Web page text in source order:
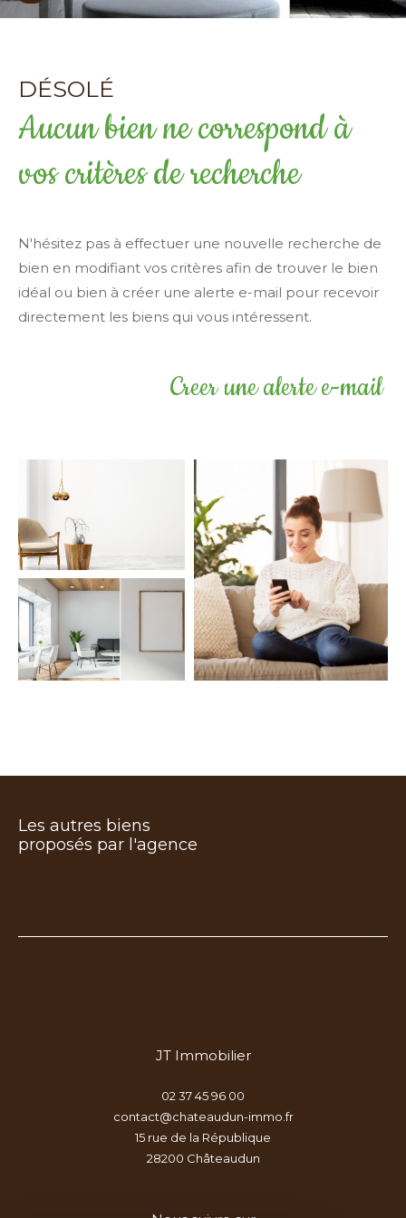
DÉSOLÉ
Aucun bien ne correspond à
vos critères de recherche
N'hésitez pas à effectuer une nouvelle recherche de
bien en modifiant vos critères afin de trouver le bien
idéal ou bien à créer une alerte e-mail pour recevoir
directement les biens qui vous intéressent.
Creer une alerte e-mail
Les autres biens
proposés par l'agence
JT Immobilier
02 37 45 96 00
contact@chateaudun-immo.fr
15 rue de la République
28200
châteaudun
Surface
Pièces
AFFINER LES CRITÈRES
FILTRER PAR
COUPS DE COEUR EXCLUSIVITÉS NOUVEAUTÉS
Rechercher